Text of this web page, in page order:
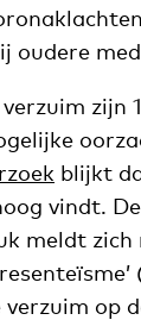
oudere
zijn
blijkt
vindt.
meldt
op